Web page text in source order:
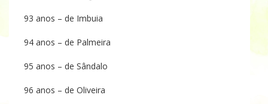
93 anos – de Imbuia
94 anos – de Palmeira
95 anos – de Sândalo
96 anos – de Oliveira